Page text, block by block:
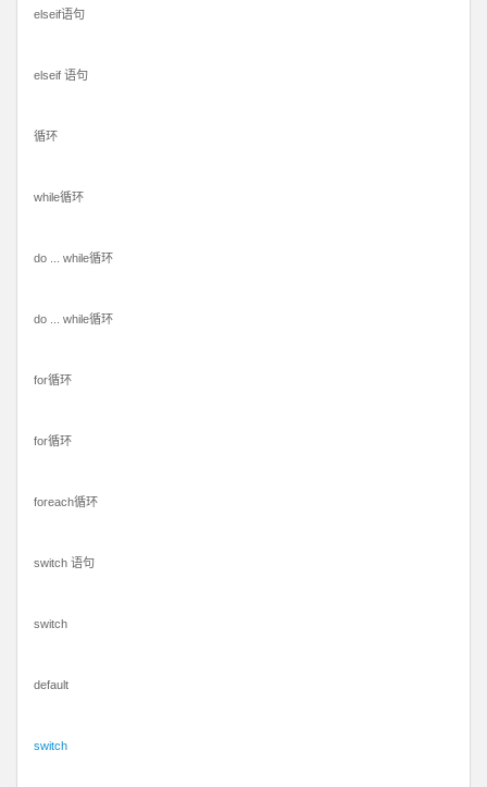
elseif语句
elseif 语句
循环
while循环
do ... while循环
do ... while循环
for循环
for循环
foreach循环
switch 语句
switch
default
switch